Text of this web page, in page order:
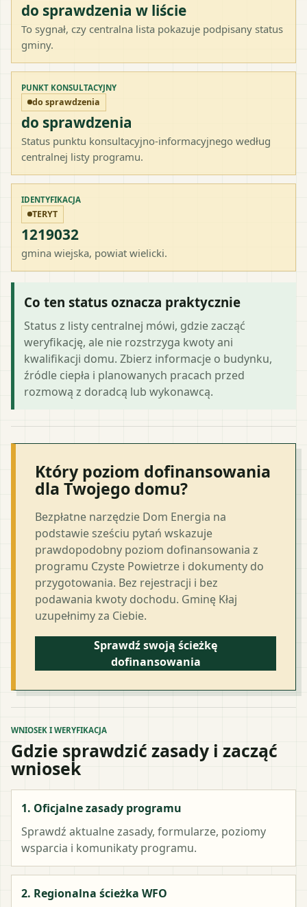
do sprawdzenia w liście
To sygnał, czy centralna lista pokazuje podpisany status
gminy.
PUNKT KONSULTACYJNY
do sprawdzenia
do sprawdzenia
Status punktu konsultacyjno-informacyjnego według
centralnej listy programu.
IDENTYFIKACJA
TERYT
1219032
gmina wiejska, powiat wielicki.
Co ten status oznacza praktycznie
Status z listy centralnej mówi, gdzie zacząć
weryfikację, ale nie rozstrzyga kwoty ani
kwalifikacji domu. Zbierz informacje o budynku,
źródle ciepła i planowanych pracach przed
rozmową z doradcą lub wykonawcą.
Który poziom dofinansowania
dla Twojego domu?
Bezpłatne narzędzie Dom Energia na
podstawie sześciu pytań wskazuje
prawdopodobny poziom dofinansowania z
programu Czyste Powietrze i dokumenty do
przygotowania. Bez rejestracji i bez
podawania kwoty dochodu. Gminę Kłaj
uzupełnimy za Ciebie.
Sprawdź swoją ścieżkę
dofinansowania
WNIOSEK I WERYFIKACJA
Gdzie sprawdzić zasady i zacząć
wniosek
1. Oficjalne zasady programu
Sprawdź aktualne zasady, formularze, poziomy
wsparcia i komunikaty programu.
2. Regionalna ścieżka WFO